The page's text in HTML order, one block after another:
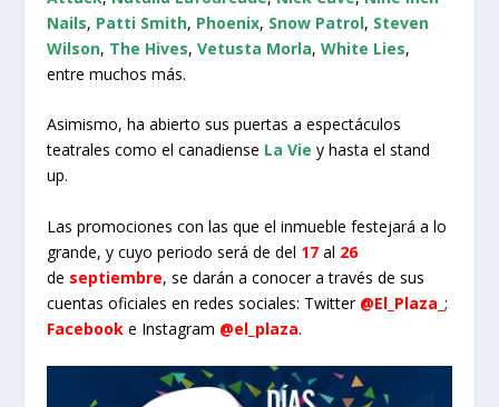
Nails, Patti Smith, Phoenix, Snow Patrol, Steven
Wilson, The Hives,Vetusta Morla,White Lies,
entre muchos más.
Asimismo, ha abierto sus puertas a espectáculos
teatrales como el canadiense La Vie y hasta el stand
up.
Las promociones con las que el inmueble festejará a lo
grande, y cuyo periodo será de del 17al 26
de septiembre, se darán a conocer a través de sus
cuentas oficiales en redes sociales: Twitter @El_Plaza_;
Facebook e Instagram @el_plaza.